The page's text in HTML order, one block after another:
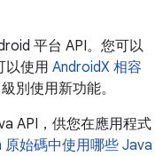
平台 API。您可以
以使用 AndroidX 相容
別使用新功能。
API，供您在應用程式
始碼中使用哪些 Java